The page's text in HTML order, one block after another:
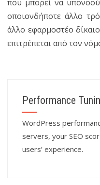
που μπορεί να
οποιονδήποτε άλλο
άλλο εφαρμοστέο
επιτρέπεται από τον
Performance
WordPress
servers, your SEO
users’ experience.